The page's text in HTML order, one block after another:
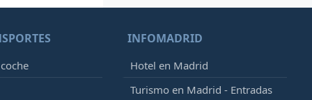
INFOMADRID
Hotel en Madrid
Turismo en Madrid - Entradas